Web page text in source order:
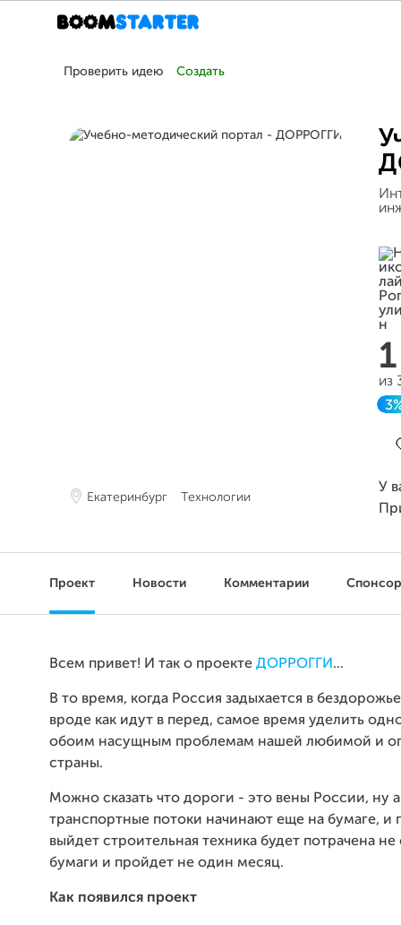
Проверить идею Создать
Екатеринбург Технологии
из
У
Проект Новости Комментарии
Всем привет! И так о проекте ДОРРОГГИ ...
В то время, когда Россия задыхается в
вроде как идут в перед, самое время уделить
обоим насущным проблемам нашей любимой и
страны.
Можно сказать что дороги - это вены России, ну а
транспортные потоки начинают еще на бумаге, и
выйдет строительная техника будет потрачена не
бумаги и пройдет не один месяц.
Как появился проект